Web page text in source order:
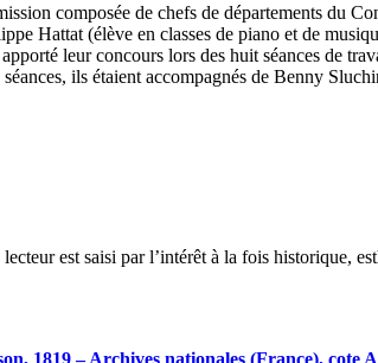
composée de chefs de départements du
Hattat (élève en classes de piano et de
leur concours lors des huit séances de
ils étaient accompagnés de Benny
est saisi par l’intérêt à la fois historique,